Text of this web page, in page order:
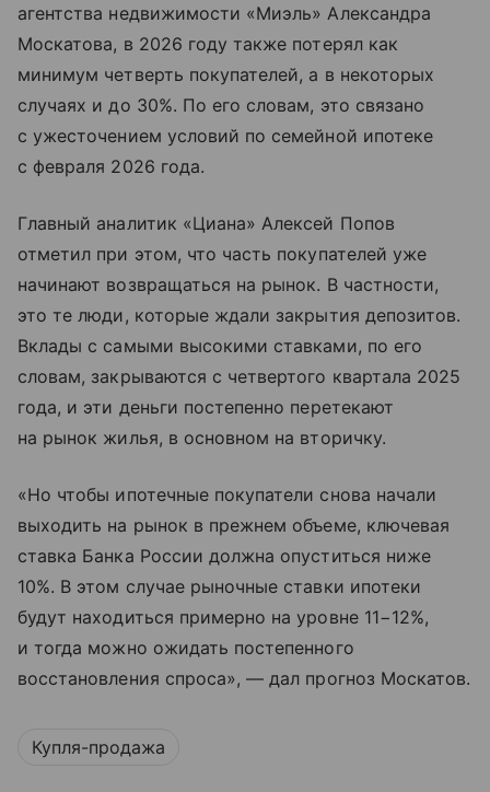
агентства недвижимости «Миэль» Александра
Москатова, в 2026 году также потерял как
минимум четверть покупателей, а в некоторых
случаях и до 30%. По его словам, это связано
с ужесточением условий по семейной ипотеке
с февраля 2026 года.
Главный аналитик «Циана» Алексей Попов
отметил при этом, что часть покупателей уже
начинают возвращаться на рынок. В частности,
это те люди, которые ждали закрытия депозитов.
Вклады с самыми высокими ставками, по его
словам, закрываются с четвертого квартала 2025
года, и эти деньги постепенно перетекают
на рынок жилья, в основном на вторичку.
«Но чтобы ипотечные покупатели снова начали
выходить на рынок в прежнем объеме, ключевая
ставка Банка России должна опуститься ниже
10%. В этом случае рыночные ставки ипотеки
будут находиться примерно на уровне 11−12%,
и тогда можно ожидать постепенного
восстановления спроса», — дал прогноз Москатов.
Купля-продажа